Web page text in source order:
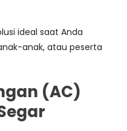
ideal saat Anda
anak, atau peserta
(AC)